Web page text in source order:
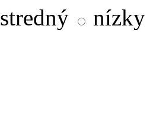
stredný
nízky